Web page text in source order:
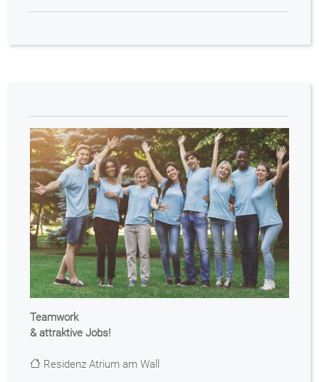
Teamwork
& attraktive Jobs!
Residenz Atrium am Wall